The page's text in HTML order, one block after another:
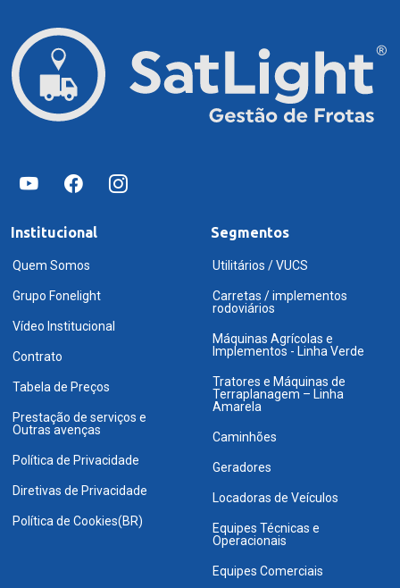
Institucional
Quem Somos
Grupo Fonelight
Vídeo Institucional
Contrato
Tabela de Preços
Prestação de serviços e
Outras avenças
Política de Privacidade
Diretivas de Privacidade
Política de Cookies(BR)
Segmentos
Utilitários / VUCS
Carretas / implementos
rodoviários
Máquinas Agrícolas e
Implementos - Linha Verde
Tratores e Máquinas de
Terraplanagem – Linha
Amarela
Caminhões
Geradores
Locadoras de Veículos
Equipes Técnicas e
Operacionais
Equipes Comerciais